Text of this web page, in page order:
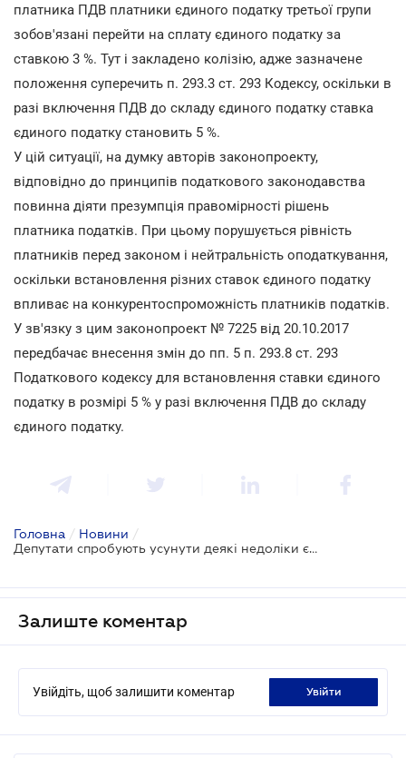
платника ПДВ платники єдиного податку третьої групи
зобов'язані перейти на сплату єдиного податку за
ставкою 3 %. Тут і закладено колізію, адже зазначене
положення суперечить п. 293.3 ст. 293 Кодексу, оскільки в
разі включення ПДВ до складу єдиного податку ставка
єдиного податку становить 5 %.
У цій ситуації, на думку авторів законопроекту,
відповідно до принципів податкового законодавства
повинна діяти презумпція правомірності рішень
платника податків. При цьому порушується рівність
платників перед законом і нейтральність оподаткування,
оскільки встановлення різних ставок єдиного податку
впливає на конкурентоспроможність платників податків.
У зв'язку з цим законопроект № 7225 від 20.10.2017
передбачає внесення змін до пп. 5 п. 293.8 ст. 293
Податкового кодексу для встановлення ставки єдиного
податку в розмірі 5 % у разі включення ПДВ до складу
єдиного податку.
Головна / Новини /
Депутати спробують усунути деякі недоліки єдиного податку
Залиште коментар
Увійдіть, щоб залишити коментар увійти